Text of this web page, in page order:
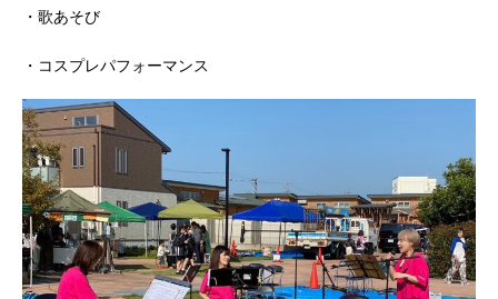
・歌あそび
・コスプレパフォーマンス